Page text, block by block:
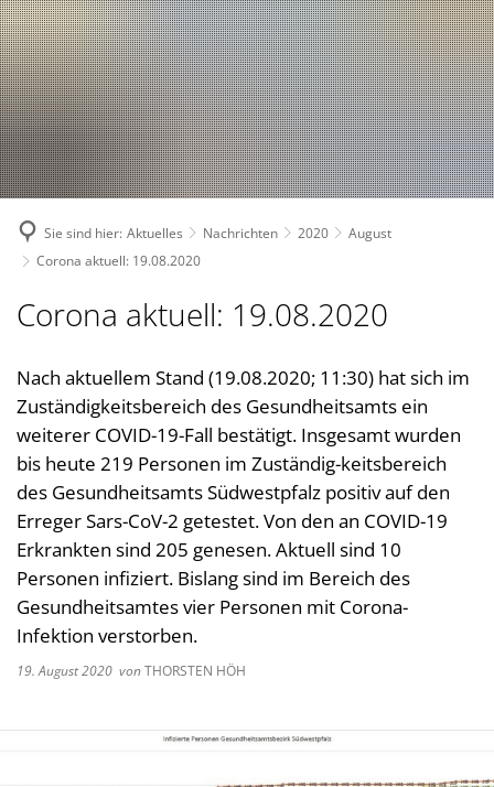
Bekanntmachungen, (Stellen-)Ausschreibungen
Nachrichten
Bürgerservice
Verwaltungsleistungen nach Lebenslagen
Verwaltungsleistungen von A-Z
Online Dienste
Abteilungen
Standorte
Arbeitsgemeinschaft Teilhabe
Behindertenbeauftragte
Gleichstellung im Landkreis
Kultur im Landkreis
Öffnungszeiten
Landkreis
Politik
Landrätin
1. Kreisbeigeordnete
2. Kreisbeigeordneter
3. Kreisbeigeordneter
Wahlen
Über den Landkreis
Geschichte des Landkreises
Kreiswappen
Kreiskarte
Verbands- und
Kreishandbuch
Suche
Sie sind hier: Aktuelles Nachrichten 2020
August
Corona aktuell: 19.08.2020
Corona aktuell: 19.08.2020
Nach aktuellem Stand (19.08.2020; 11:30) hat sich im
Zuständigkeitsbereich des Gesundheitsamts ein
weiterer COVID-19-Fall bestätigt. Insgesamt wurden
bis heute 219 Personen im Zuständig-keitsbereich
des Gesundheitsamts Südwestpfalz positiv auf den
Erreger Sars-CoV-2 getestet. Von den an COVID-19
Erkrankten sind 205 genesen. Aktuell sind 10
Personen infiziert. Bislang sind im Bereich des
Gesundheitsamtes vier Personen mit Corona-
Infektion verstorben.
19. August 2020 vonTHORSTEN HÖH